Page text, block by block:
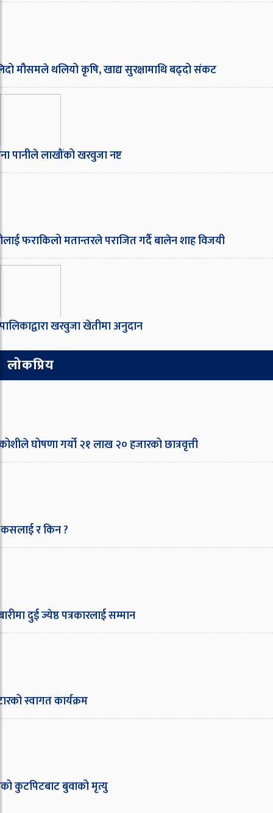
मौसमले थलियो कृषि, खाद्य सुरक्षामाथि बढ्दो संकट
पानीले लाखौंको खरवुजा नष्ट
फराकिलो मतान्तरले पराजित गर्दै बालेन शाह विजयी
खरवुजा खेतीमा अनुदान
लोकप्रिय
घोषणा गर्यो २१ लाख २० हजारको छात्रवृत्ती
र किन ?
दुई ज्येष्ठ पत्रकारलाई सम्मान
स्वागत कार्यक्रम
कुटपिटबाट बुवाको मृत्यु